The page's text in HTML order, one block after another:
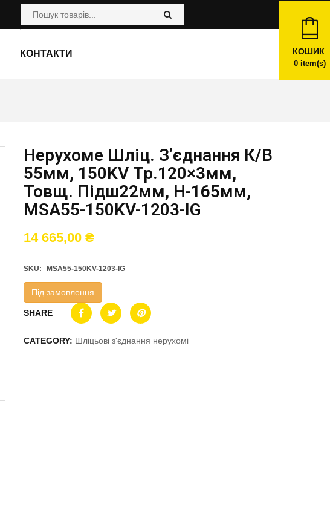
КОНТАКТИ КОШИК
0item(s)
Нерухоме Шліц. З’єднання К/в
55мм, 150KV Тр.120×3мм,
Товщ. Підш22мм, H-165мм,
MSA55-150KV-1203-IG
14 665,00 ₴
SKU: MSA55-150KV-1203-IG
Під замовлення
SHARE
CATEGORY: Шліцьові з'єднання нерухомі